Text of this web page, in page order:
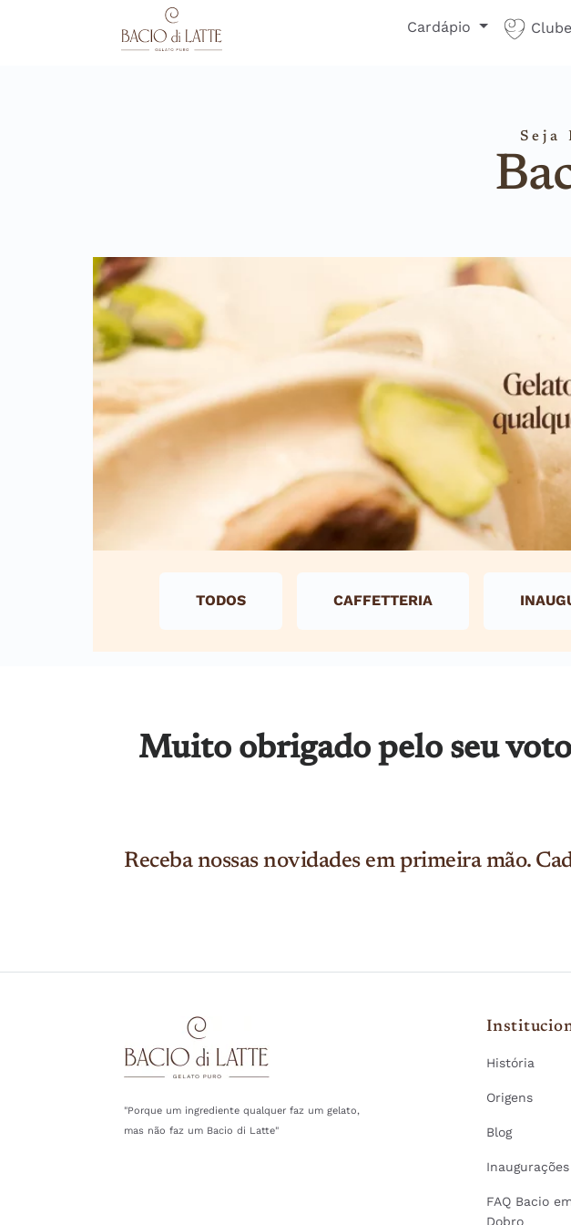
Cardápio
Seja
TODOS CAFFETTERIA
Muito obrigado pelo seu
Receba nossas novidades em primeira mão.
"Porque um ingrediente qualquer faz um gelato,
mas não faz um Bacio di Latte"
História
Origens
Blog
Inaugurações
FAQ Bacio em
Dobro